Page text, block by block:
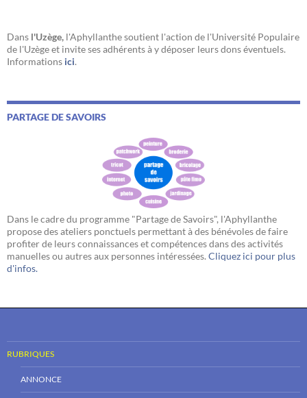
Dans l'Uzège, l'Aphyllanthe soutient l'action de l'Université Populaire
de l'Uzège et invite ses adhérents à y déposer leurs dons éventuels.
Informations ici.
PARTAGE DE SAVOIRS
Dans le cadre du programme "Partage de Savoirs", l'Aphyllanthe
propose des ateliers ponctuels permettant à des bénévoles de faire
profiter de leurs connaissances et compétences dans des activités
manuelles ou autres aux personnes intéressées. Cliquez ici pour plus
d'infos.
RUBRIQUES
ANNONCE